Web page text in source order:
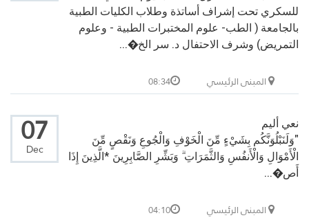
للسكري تحت إشراف أساتذة وطلاب الكليات الطبية
بالجامعة ( الطب- علوم المختبرات الطبية - وعلوم
التمريض) وشرف الاحتفال د. سر الخ�...
المبنى الرئيسي 08:34
07
Dec
نعي أليم
"وَلَنَبْلُوَنَّكُم بِشَيْءٍ مِّنَ الْخَوْفِ وَالْجُوعِ وَنَقْصٍ مِّنَ
الْأَمْوَالِ وَالْأَنفُسِ وَالثَّمَرَاتِ ۗ وَبَشِّرِ الصَّابِرِينَ *الَّذِينَ إِذَا
أَص�...
المبنى الرئيسي 04:10